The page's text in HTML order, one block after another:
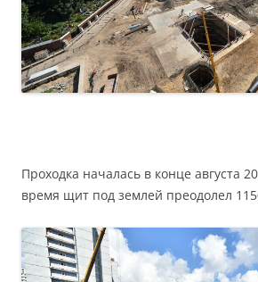
Проходка началась в конце августа
время щит под землей преодолел